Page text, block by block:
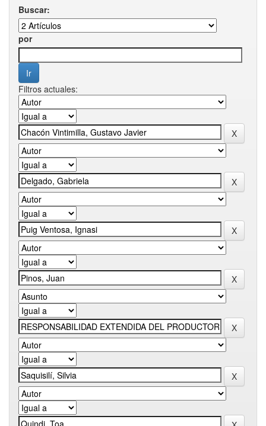
Buscar:
por
Filtros actuales: